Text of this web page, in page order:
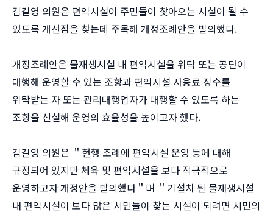
김길영 의원은 편익시설이 주민들이 찾아오는 시설이 될 수
있도록 개선점을 찾는데 주목해 개정조례안을 발의했다.
개정조례안은 물재생시설 내 편익시설을 위탁 또는 공단이
대행해 운영할 수 있는 조항과 편익시설 사용료 징수를
위탁받는 자 또는 관리대행업자가 대행할 수 있도록 하는
조항을 신설해 운영의 효율성을 높이고자 했다.
김길영 의원은 ＂현행 조례에 편익시설 운영 등에 대해
규정되어 있지만 체육 및 편익시설을 보다 적극적으로
운영하고자 개정안을 발의했다＂며 ＂기설치 된 물재생시설
내 편익시설이 보다 많은 시민들이 찾는 시설이 되려면 시민의